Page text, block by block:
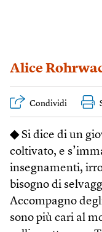
Alice
Condividi
◆Si dice di un
coltivato, e
insegnamenti,
bisogno di
Accompagno
sono più cari al